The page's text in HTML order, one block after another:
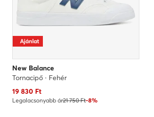
Ajánlat
New Balance
Tornacipő · Fehér
Aktuális ár
19 830Ft
Legalacsonyabb ár21 750 Ft-8%